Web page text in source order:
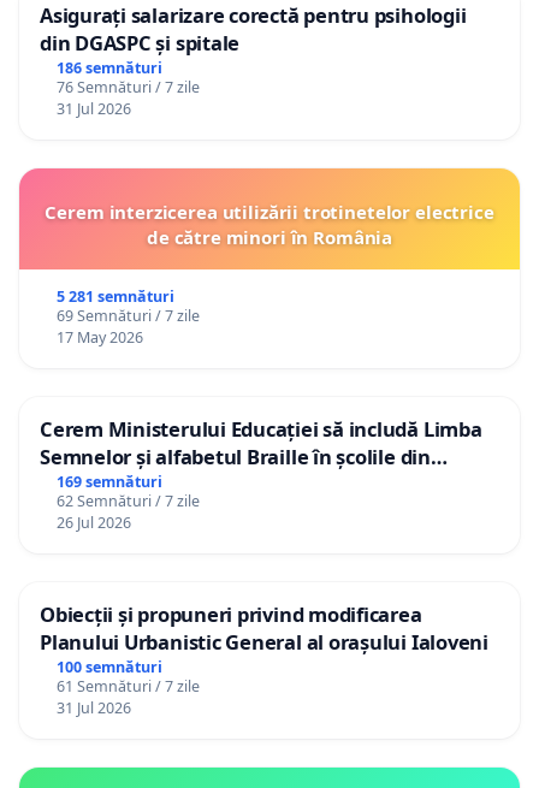
Asigurați salarizare corectă pentru psihologii
din DGASPC și spitale
186 semnături
76 Semnături / 7 zile
31 Jul 2026
Cerem interzicerea utilizării trotinetelor electrice
de către minori în România
5 281 semnături
69 Semnături / 7 zile
17 May 2026
Cerem Ministerului Educației să includă Limba
Semnelor și alfabetul Braille în școlile din
Republica Moldova!
169 semnături
62 Semnături / 7 zile
26 Jul 2026
Obiecții și propuneri privind modificarea
Planului Urbanistic General al orașului Ialoveni
100 semnături
61 Semnături / 7 zile
31 Jul 2026